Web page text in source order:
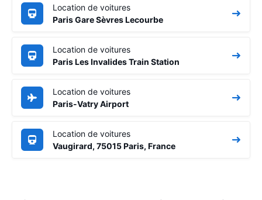
Location de voitures
Paris Gare Sèvres Lecourbe
Location de voitures
Paris Les Invalides Train Station
Location de voitures
Paris-Vatry Airport
Location de voitures
Vaugirard, 75015 Paris, France